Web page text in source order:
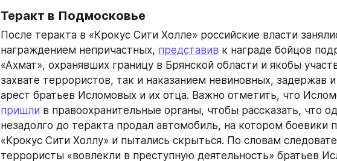
Теракт в Подмосковье
После теракта в «Крокус Сити Холле» российские власти
награждением непричастных, представив к награде бойцов
«Ахмат», охранявших границу в Брянской области и якобы
захвате террористов, так и наказанием невиновных, задержав
пришли в правоохранительные органы, чтобы рассказать, что
незадолго до теракта продал автомобиль, на котором боевики
«Крокус Сити Холлу» и пытались скрыться. По словам
террористы «вовлекли в преступную деятельность» братьев